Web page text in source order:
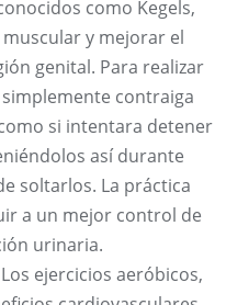
como Kegels,
y mejorar el
genital. Para realizar
contraiga
si intentara detener
así durante
soltarlos. La práctica
a un mejor control de
urinaria.
Los ejercicios aeróbicos,